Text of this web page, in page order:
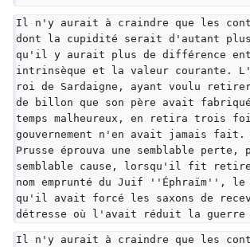
Il n'y aurait à craindre que les
dont la cupidité serait d'autant
qu'il y aurait plus de différence
intrinsèque et la valeur courante.
roi de Sardaigne, ayant voulu retirer
de billon que son père avait
temps malheureux, en retira trois
gouvernement n'en avait jamais
Prusse éprouva une semblable perte,
semblable cause, lorsqu'il fit
nom emprunté du Juif ''Éphraïm'',
qu'il avait forcé les saxons de
détresse où l'avait réduit la guerre
Il n'y aurait à craindre que les